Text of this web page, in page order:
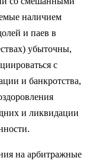
наличием
и паев в
убыточ­ны,
с
и банкротства,
и ликви­дации
на арбитражные